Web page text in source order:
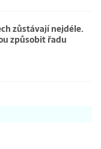
zůstávají nejdéle.
způsobit řadu